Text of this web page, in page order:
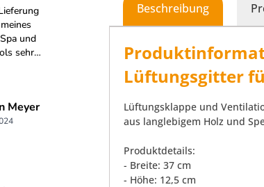
Beschreibung
Lüftungsgitter
Lüftungsklappe und
aus langlebigem Holz und
Produktdetails:
- Breite: 37 cm
- Höhe: 12,5 cm